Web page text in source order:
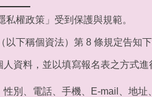
權政策」受到保護與規範。
下稱個資法）第 8 條規定告知下
資料，並以填寫報名表之方式
別、電話、手機、E-mail、地址